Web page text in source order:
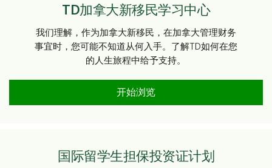
TD加拿大新移民学习中心
我们理解，作为加拿大新移民，在加拿大管理财务
事宜时，您可能不知道从何入手。了解TD如何在您
的人生旅程中给予支持。
开始浏览
国际留学生担保投资证计划